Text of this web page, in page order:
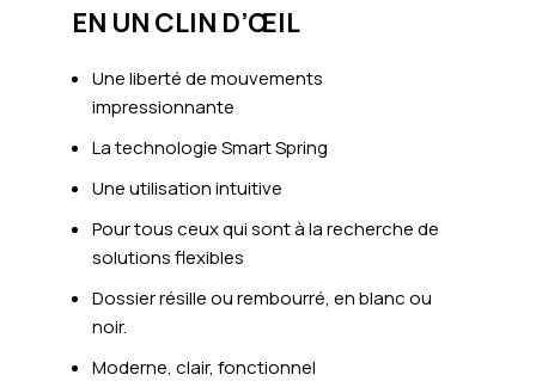
EN UN CLIN D’ŒIL
Une liberté de mouvements
impressionnante
La technologie Smart Spring
Une utilisation intuitive
Pour tous ceux qui sont à la recherche de
solutions flexibles
Dossier résille ou rembourré, en blanc ou
noir.
Moderne, clair, fonctionnel